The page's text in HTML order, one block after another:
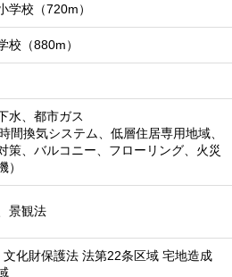
学校（720m）
校（880m）
水、都市ガス
間換気システム、低層住居専用地域、
策、バルコニー、フローリング、火災
）
景観法
化財保護法 法第22条区域 宅地造成